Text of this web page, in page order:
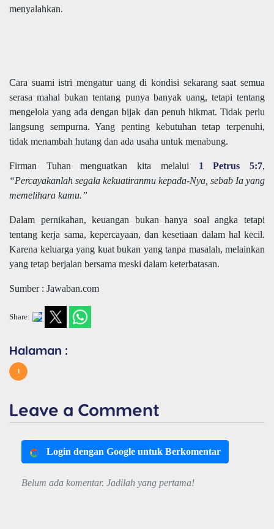
menyalahkan.
Cara suami istri mengatur uang di kondisi sekarang saat semua
serasa mahal bukan tentang punya banyak uang, tetapi tentang
mengelola yang ada dengan bijak dan penuh hikmat. Tidak perlu
langsung sempurna. Yang penting kebutuhan tetap terpenuhi,
tidak menambah hutang dan ada usaha untuk menabung.
Firman Tuhan menguatkan kita melalui 1 Petrus 5:7,
“Percayakanlah segala kekuatiranmu kepada-Nya, sebab Ia yang
memelihara kamu.”
Dalam pernikahan, keuangan bukan hanya soal angka tetapi
tentang kerja sama, kepercayaan, dan kesetiaan dalam hal kecil.
Karena keluarga yang kuat bukan yang tanpa masalah, melainkan
yang tetap berjalan bersama meski dalam keterbatasan.
Sumber : Jawaban.com
Share:
Halaman :
1
Leave a Comment
Login dengan Google untuk Berkomentar
Belum ada komentar. Jadilah yang pertama!